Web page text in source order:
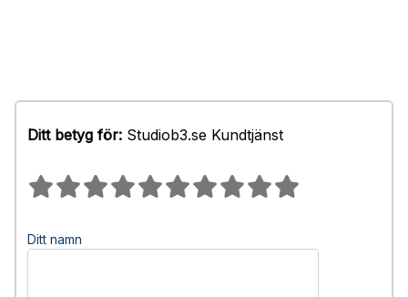
Ditt betyg för: Studiob3.se Kundtjänst
Ditt namn